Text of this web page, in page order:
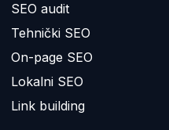
SEO audit
Tehnički SEO
On-page SEO
Lokalni SEO
Link building